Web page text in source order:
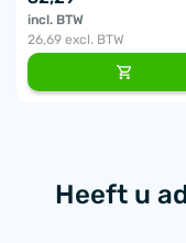
incl. BTW
26,69 excl. BTW
Heeft u